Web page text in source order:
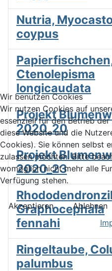
Nutria,
coypus
Ctenolepisma
longicaudata
Projekt
2020_20
Projekt
2020_23
Graphocephala
fennahi
Ringeltaube,
palumbus
Wir benutzen Cookies
Wir nutzen Cookies auf
essenziell für den Betrieb
diese Website und die
Cookies). Sie können selbst
zulassen möchten. Bitte
womöglich nicht mehr alle
Verfügung stehen.
Akzeptieren
Ablehnen